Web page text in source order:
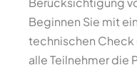
Beginnen Sie mit
technischen Check
alle Teilnehmer die